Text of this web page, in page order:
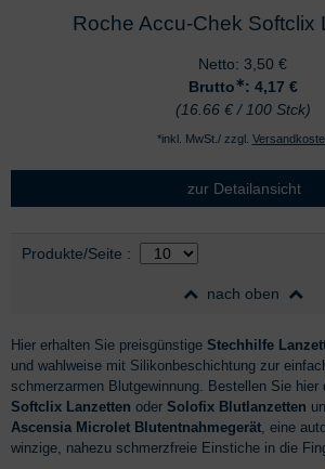
Roche Accu-Chek Softclix
Netto: 3,50 €
Brutto∗: 4,17 €
(16.66 € / 100 Stck)
*inkl. MwSt./ zzgl.
zur Detailansicht
Auswahl
Produkte/Seite nach Produktliste
:
nach oben
Hier erhalten Sie preisgünstige Stechhilfe
und wahlweise mit Silikonbeschichtung zur
schmerzarmen Blutgewinnung. Bestellen Sie hier
Softclix Lanzetten oder Solofix Blutlanzetten
Ascensia Microlet Blutentnahmegerät , eine
winzige, nahezu schmerzfreie Einstiche in die